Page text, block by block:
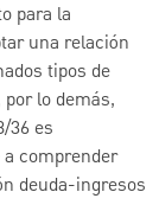
para la
una relación
tipos de
lo demás,
36 es
comprender
deuda-ingresos